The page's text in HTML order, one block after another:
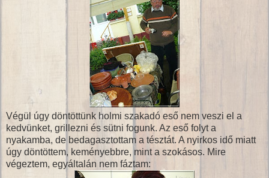
Végül úgy döntöttünk holmi szakadó eső nem veszi el a
kedvünket, grillezni és sütni fogunk. Az eső folyt a
nyakamba, de bedagasztottam a tésztát. A nyirkos idő miatt
úgy döntöttem, keményebbre, mint a szokásos. Mire
végeztem, egyáltalán nem fáztam: